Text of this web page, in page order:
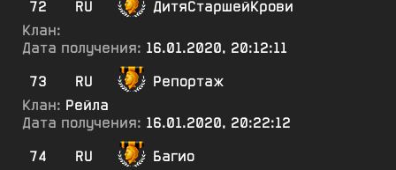
72
RU
ДитяСтаршейКрови
Клан:
Дата получения: 16.01.2020, 20:12:11
73
RU
Репортаж
Клан: Рейла
Дата получения: 16.01.2020, 20:22:12
74
RU
Багио